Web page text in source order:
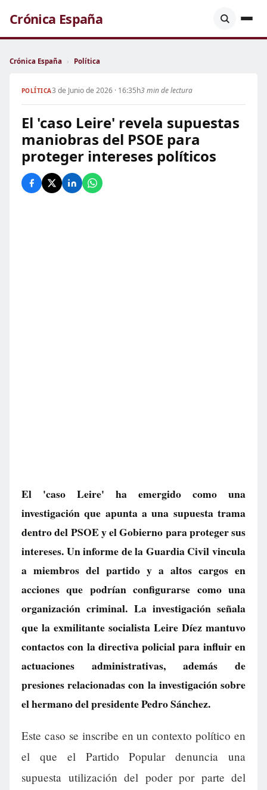
Crónica España
Crónica España › Política
POLÍTICA3 de Junio de 2026 · 16:35h3 min de lectura
El 'caso Leire' revela supuestas
maniobras del PSOE para
proteger intereses políticos
El 'caso Leire' ha emergido como una
investigación que apunta a una supuesta trama
dentro del PSOE y el Gobierno para proteger sus
intereses. Un informe de la Guardia Civil vincula
a miembros del partido y a altos cargos en
acciones que podrían configurarse como una
organización criminal. La investigación señala
que la exmilitante socialista Leire Díez mantuvo
contactos con la directiva policial para influir en
actuaciones administrativas, además de
presiones relacionadas con la investigación sobre
el hermano del presidente Pedro Sánchez.
Este caso se inscribe en un contexto político en
el que el Partido Popular denuncia una
supuesta utilización del poder por parte del